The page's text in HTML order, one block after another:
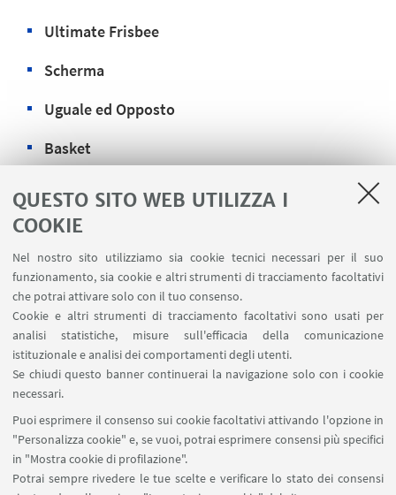
QUESTO SITO WEB UTILIZZA I
COOKIE
Nel nostro sito utilizziamo sia cookie tecnici necessari per il suo
funzionamento, sia cookie e altri strumenti di tracciamento facoltativi
che potrai attivare solo con il tuo consenso.
Cookie e altri strumenti di tracciamento facoltativi sono usati per
analisi statistiche, misure sull'efficacia della comunicazione
istituzionale e analisi dei comportamenti degli utenti.
Se chiudi questo banner continuerai la navigazione solo con i cookie
necessari.
Puoi esprimere il consenso sui cookie facoltativi attivando l'opzione in
"Personalizza cookie" e, se vuoi, potrai esprimere consensi più specifici
in "Mostra cookie di profilazione".
Potrai sempre rivedere le tue scelte e verificare lo stato dei consensi
Ultimate Frisbee
Scherma
Uguale ed Opposto
Basket
Nuoto
Pallavolo
Mettiamo i bambini al centro dei nostri
progetti, in modo da far vivere loro esperienze
formative non solo dal punto di vista motorio
ma anche e soprattutto da quello educativo e
Per informazioni:cusb.scuole@unibo.it